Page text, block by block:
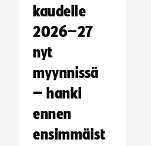
kaudelle
2026–27
nyt
myynnissä
– hanki
ennen
ensimmäist